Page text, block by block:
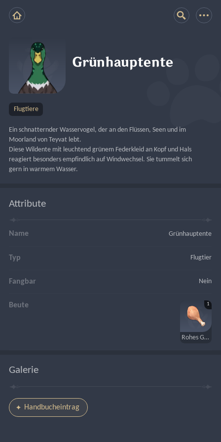
Grünhauptente
Flugtiere
Ein schnatternder Wasservogel, der an den Flüssen, Seen und im
Moorland von Teyvat lebt.
Diese Wildente mit leuchtend grünem Federkleid an Kopf und Hals
reagiert besonders empfindlich auf Windwechsel. Sie tummelt sich
gern in warmem Wasser.
Attribute
Name Grünhauptente
Typ Flugtier
Fangbar Nein
Beute 1
Rohes Geflügel
Galerie
Handbucheintrag